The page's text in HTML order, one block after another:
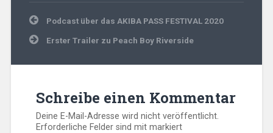
Beitragsnavigation
Podcast über das AKIBA PASS FESTIVAL 2020
Erster Trailer zu Peach Boy Riverside
Schreibe einen Kommentar
Deine E-Mail-Adresse wird nicht veröffentlicht.
Erforderliche Felder sind mitmarkiert